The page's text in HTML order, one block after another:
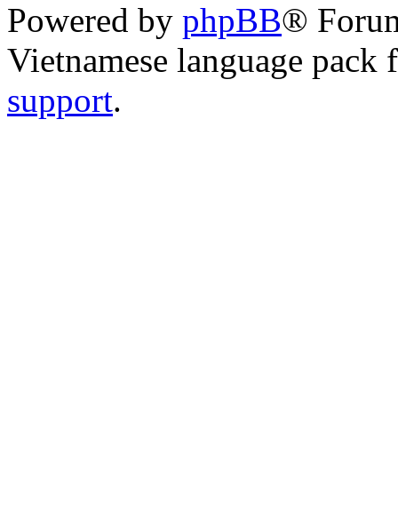
Powered by phpBB®
Vietnamese language
support.